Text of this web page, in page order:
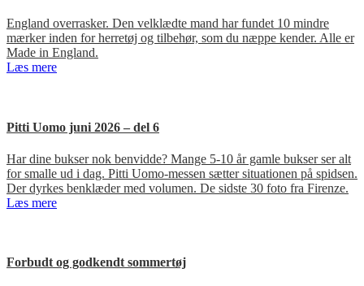
England overrasker. Den velklædte mand har fundet 10 mindre
mærker inden for herretøj og tilbehør, som du næppe kender. Alle er
Made in England.
Læs mere
Pitti Uomo juni 2026 – del 6
Har dine bukser nok benvidde? Mange 5-10 år gamle bukser ser alt
for smalle ud i dag. Pitti Uomo-messen sætter situationen på spidsen.
Der dyrkes benklæder med volumen. De sidste 30 foto fra Firenze.
Læs mere
Forbudt og godkendt sommertøj